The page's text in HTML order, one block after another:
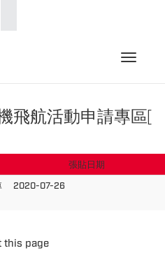
Toggle
飛航活動申請專區[
張貼日期
2020-07-26
this page